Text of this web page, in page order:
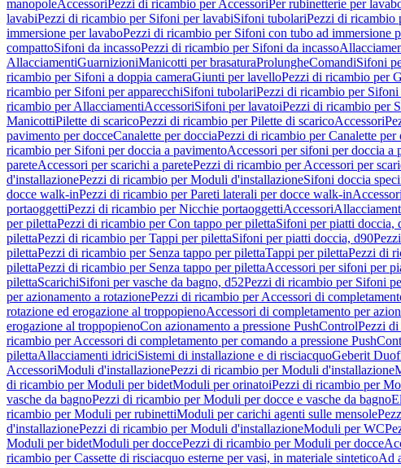
manopoleAccessoriPezzi di ricambio per AccessoriPer rubinetterie per
lavabiPezzi di ricambio per Sifoni per lavabiSifoni tubolariPezzi di ricambio
immersione per lavaboPezzi di ricambio per Sifoni con tubo ad immersione
compattoSifoni da incassoPezzi di ricambio per Sifoni da incasso
AllacciamentiGuarnizioniManicotti per brasaturaProlungheComandiSifoni
ricambio per Sifoni a doppia cameraGiunti per lavelloPezzi di ricambio per
ricambio per Sifoni per apparecchiSifoni tubolariPezzi di ricambio per
ricambio per AllacciamentiAccessoriSifoni per lavatoiPezzi di ricambio per
ManicottiPilette di scaricoPezzi di ricambio per Pilette di scaricoAccessori
pavimento per docceCanalette per docciaPezzi di ricambio per Canalette per
ricambio per Sifoni per doccia a pavimentoAccessori per sifoni per doccia a
pareteAccessori per scarichi a paretePezzi di ricambio per Accessori per
d'installazionePezzi di ricambio per Moduli d'installazioneSifoni doccia
docce walk-inPezzi di ricambio per Pareti laterali per docce walk-inAccessori
portaoggettiPezzi di ricambio per Nicchie portaoggettiAccessori
per pilettaPezzi di ricambio per Con tappo per pilettaSifoni per piatti doccia,
pilettaPezzi di ricambio per Tappi per pilettaSifoni per piatti doccia, d90
pilettaPezzi di ricambio per Senza tappo per pilettaTappi per pilettaPezzi di
pilettaPezzi di ricambio per Senza tappo per pilettaAccessori per sifoni per
pilettaScarichiSifoni per vasche da bagno, d52Pezzi di ricambio per Sifoni
per azionamento a rotazionePezzi di ricambio per Accessori di
rotazione ed erogazione al troppopienoAccessori di completamento per
erogazione al troppopienoCon azionamento a pressione PushControlPezzi
ricambio per Accessori di completamento per comando a pressione
pilettaAllacciamenti idriciSistemi di installazione e di risciacquoGeberit
AccessoriModuli d'installazionePezzi di ricambio per Moduli d'installazione
di ricambio per Moduli per bidetModuli per orinatoiPezzi di ricambio per
vasche da bagnoPezzi di ricambio per Moduli per docce e vasche da bagno
ricambio per Moduli per rubinettiModuli per carichi agenti sulle mensole
d'installazionePezzi di ricambio per Moduli d'installazioneModuli per WC
Moduli per bidetModuli per doccePezzi di ricambio per Moduli per docce
ricambio per Cassette di risciacquo esterne per vasi, in materiale sinteticoAd